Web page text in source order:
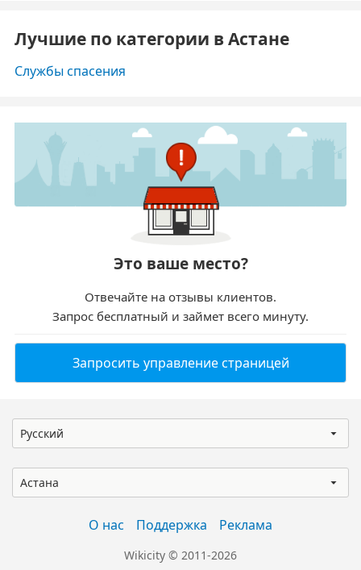
Лучшие по категории в Астане
Службы спасения
Это ваше место?
Отвечайте на отзывы клиентов.
Запрос бесплатный и займет всего минуту.
Запросить управление страницей
Русский
Астана
О нас Поддержка Реклама
Wikicity © 2011-2026